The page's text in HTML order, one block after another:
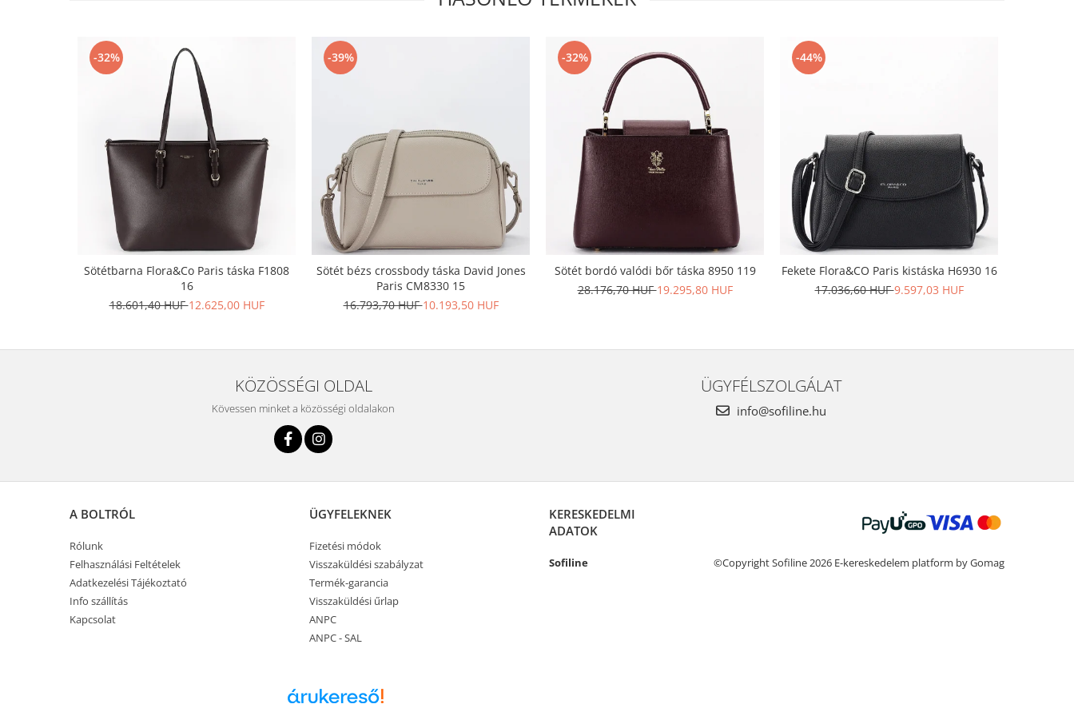
-32%
Sötétbarna Flora&Co Paris táska F1808
16
18.601,40 HUF12.625,00 HUF
-39%
Sötét bézs crossbody táska David Jones
Paris CM8330 15
16.793,70 HUF10.193,50 HUF
-32%
Sötét bordó valódi bőr táska 8950 119
28.176,70 HUF19.295,80 HUF
-44%
Fekete Flora&CO Paris kistáska H6930 16
17.036,60 HUF9.597,03 HUF
KÖZÖSSÉGI OLDAL
Kövessen minket a közösségi oldalakon
ÜGYFÉLSZOLGÁLAT
info@sofiline.hu
A BOLTRÓL
Rólunk
Felhasználási Feltételek
Adatkezelési Tájékoztató
Info szállítás
Kapcsolat
ÜGYFELEKNEK
Fizetési módok
Visszaküldési szabályzat
Termék-garancia
Visszaküldési űrlap
ANPC
ANPC - SAL
KERESKEDELMI
ADATOK
Sofiline ©Copyright Sofiline 2026 E-kereskedelem platform by Gomag